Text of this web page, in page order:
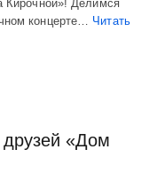
Кирочной»! Делимся
концерте… Читать
«Дом